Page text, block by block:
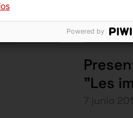
"Les
7 junio
Powered by